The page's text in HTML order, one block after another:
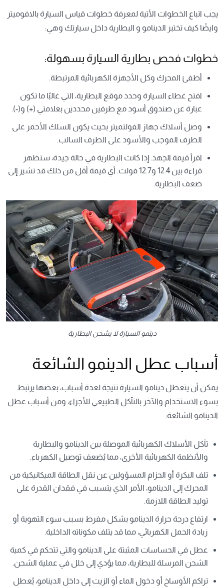
يجب اتباع الخطوات الأتية لمعرفة خطوات قياس السيارة بالافوميتر
وايضًا كيف تختبر الدينامو و البطارية داخل سيارتك وهي:
خطوات فحص بطارية السيارة بسهولة:
أطفئ المحرك وكل الأجهزة الكهربائية المرتبطة.
افتح غطاء السيارة وحدد موقع البطارية، التي غالبًا ما تكون
عبارة عن صندوق أسود مع طرفين محددين بعلامتي (+) و(-).
وصل أسلاك جهاز الفولتميتر بحيث يكون السلك الأحمر على
الطرف الموجب والأسود على الطرف السالب.
اقرأ قيمة الجهد. إذا كانت البطارية في حالة جيدة، ستظهر
قراءة بين 12.4 و12.7 فولت. أي قيمة أقل من ذلك قد تشير إلى
ضعف البطارية.
دينمو السيارة لا يشحن البطارية
أسباب عطل الدينمو الشائعة
يمكن أن يتعطل دينامو السيارة نتيجة لعدة أسباب، بعضها يرتبط
بسوء الاستخدام والآخر بالتآكل الطبيعي للأجزاء، ومن أسباب عطل
الدينامو الشائعة:
تآكل الأسلاك الكهربائية الموصلة بين الدينامو والبطارية
والأنظمة الكهربائية الأخرى، مما يُضعف توصيل الكهرباء.
تلف البكرة أو الحزام المسؤولين عن نقل الطاقة الميكانيكية من
المحرك إلى الدينامو، الأمر الذي يتسبب في فقدان القدرة على
توليد الطاقة اللازمة.
ارتفاع درجة حرارة الدينامو بشكل مفرط بسبب سوء التهوية أو
زيادة الحمل الكهربائي، مما قد يتلف مكوناته الداخلية.
عطل في الحساسات المثبتة على الدينامو والتي تتحكم في كمية
الشحن المرسلة للبطارية، مما يؤدي إلى خلل في عملية الشحن.
تراكم الأوساخ أو دخول الماء أو الزيت إلى داخل الدينامو، يُعطل